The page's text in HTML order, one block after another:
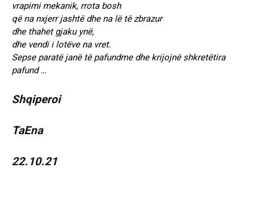
vrapimi mekanik, rrota bosh
që na nxjerr jashtë dhe na lë të zbrazur
dhe thahet gjaku ynë,
dhe vendi i lotëve na vret.
Sepse paratë janë të pafundme dhe krijojnë shkretëtira
pafund …
Shqiperoi
TaEna
22.10.21